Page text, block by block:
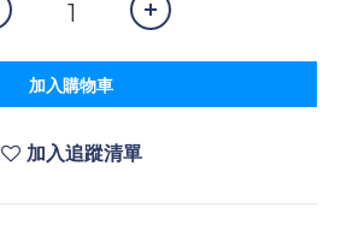
加入購物車
加入追蹤清單